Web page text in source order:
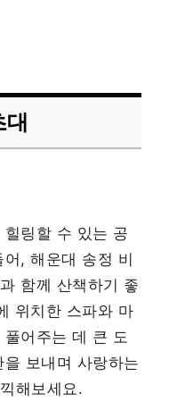
대
링할 수 있는 공
, 해운대 송정 비
함께 산책하기 좋
위치한 스파와 마
어주는 데 큰 도
보내며 사랑하는
해보세요.